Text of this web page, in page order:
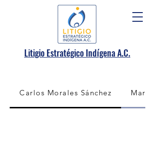
Litigio Estratégico Indígena A.C.
Carlos Morales Sánchez